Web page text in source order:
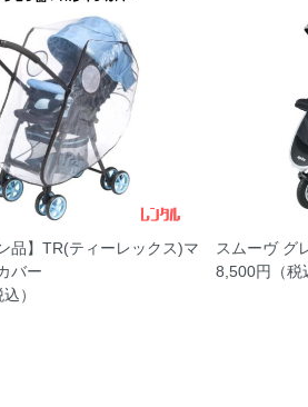
品】TR(ティーレックス)マ
バー
）
スムーヴ グ
8,500円（税